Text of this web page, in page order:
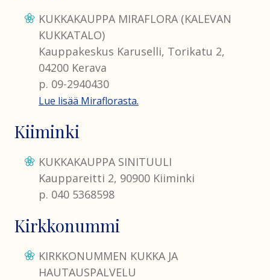
KUKKAKAUPPA MIRAFLORA (KALEVAN
KUKKATALO)
Kauppakeskus Karuselli, Torikatu 2,
04200 Kerava
p. 09-2940430
Lue lisää Miraflorasta.
Kiiminki
KUKKAKAUPPA SINITUULI
Kauppareitti 2, 90900 Kiiminki
p. 040 5368598
Kirkkonummi
KIRKKONUMMEN KUKKA JA
HAUTAUSPALVELU